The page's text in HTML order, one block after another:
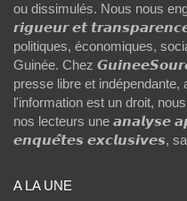
ou dissimulés. Nous nous
𝙧𝙞𝙜𝙪𝙚𝙪𝙧 𝙚𝙩
politiques, économiques,
Guinée. Chez
presse libre et
l'information est un droit,
nos lecteurs une 𝙖𝙣𝙖𝙡𝙮𝙨𝙚
𝙚𝙣𝙦𝙪𝙚̂𝙩𝙚𝙨 𝙚𝙭𝙘𝙡𝙪𝙨𝙞𝙫𝙚𝙨,
A LA UNE